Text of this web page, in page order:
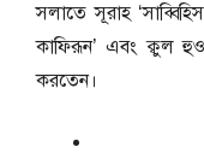
সলাতে সূরাহ
কাফিরূন’ এবং ক্বুল
করতেন।